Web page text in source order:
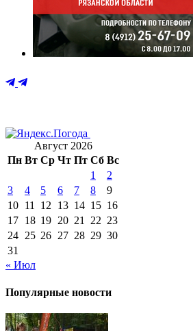
Август 2026
Пн Вт Ср Чт Пт Сб Вс
1
2
3
4 5 6 7 8
9
10 11 12 13 14 15 16
17 18 19 20 21 22 23
24 25 26 27 28 29 30
31
« Июл
Популярные новости